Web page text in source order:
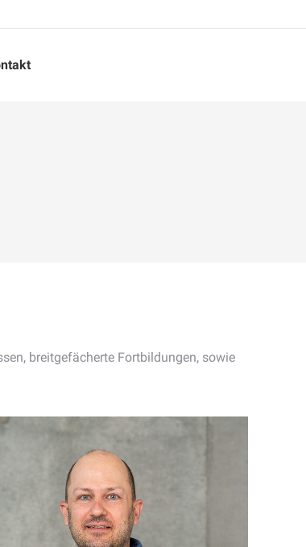
breitgefächerte Fortbildungen, sowie